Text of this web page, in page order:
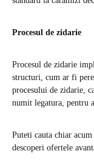
Procesul de zidarie
Procesul de zidarie
structuri, cum ar fi
procesului de zidarie,
numit legatura, pentru
Puteti cauta chiar
descoperi ofertele